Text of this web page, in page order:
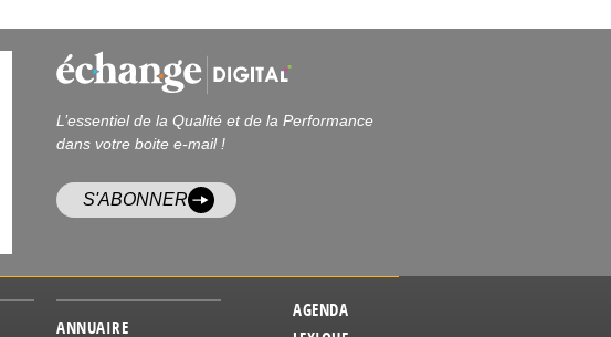
L’essentiel de la Qualité et de la Performance
dans votre boite e-mail !
S'ABONNER
ANNUAIRE
AGENDA